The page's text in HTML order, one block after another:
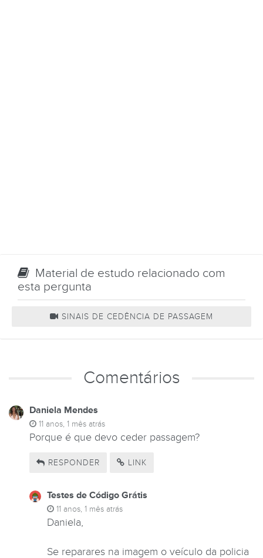
Material de estudo relacionado com
esta pergunta
SINAIS DE CEDÊNCIA DE PASSAGEM
Comentários
Daniela Mendes
11 anos, 1 mês atrás
Porque é que devo ceder passagem?
RESPONDER LINK
Testes de Código Grátis
11 anos, 1 mês atrás
Daniela,
Se reparares na imagem o veículo da policia